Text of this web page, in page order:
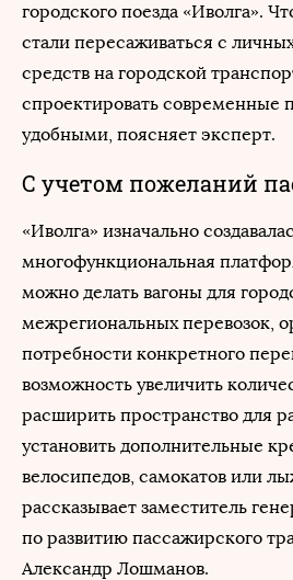
городского поезда «Иволга».
стали пересаживаться с
средств на городской
спроектировать современные
удобными, поясняет эксперт.
С учетом пожеланий
«Иволга» изначально
многофункциональная
можно делать вагоны для
межрегиональных перевозок,
потребности конкретного
возможность увеличить
расширить пространство для
установить дополнительные
велосипедов, самокатов или
рассказывает заместитель
по развитию пассажирского
Александр Лошманов.